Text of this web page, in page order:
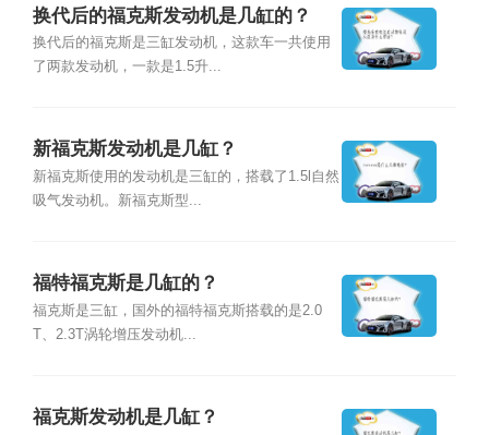
换代后的福克斯发动机是几缸的？
换代后的福克斯是三缸发动机，这款车一共使用
了两款发动机，一款是1.5升...
新福克斯发动机是几缸？
新福克斯使用的发动机是三缸的，搭载了1.5l自然
吸气发动机。新福克斯型...
福特福克斯是几缸的？
福克斯是三缸，国外的福特福克斯搭载的是2.0
T、2.3T涡轮增压发动机...
福克斯发动机是几缸？